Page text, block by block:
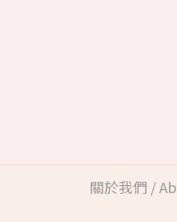
關於我們 /